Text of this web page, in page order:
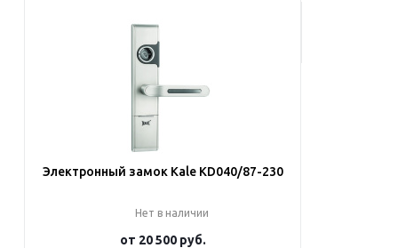
Подробнее
Электронный замок Kale KD040/87-230
Нет в наличии
от 20 500 руб.